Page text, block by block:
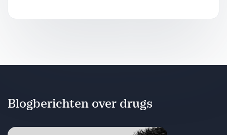
Blogberichten over drugs